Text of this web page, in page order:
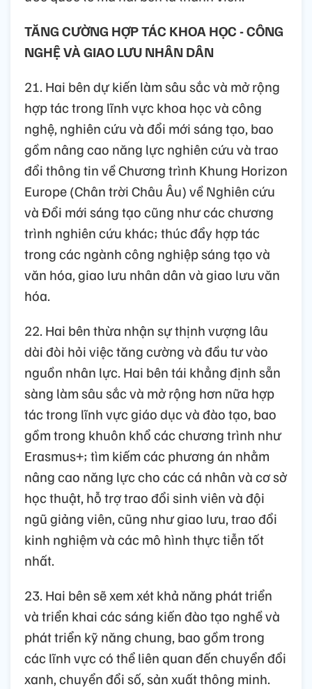
TĂNG CƯỜNG HỢP TÁC KHOA HỌC - CÔNG
NGHỆ VÀ GIAO LƯU NHÂN DÂN
21. Hai bên dự kiến làm sâu sắc và mở rộng
hợp tác trong lĩnh vực khoa học và công
nghệ, nghiên cứu và đổi mới sáng tạo, bao
gồm nâng cao năng lực nghiên cứu và trao
đổi thông tin về Chương trình Khung Horizon
Europe (Chân trời Châu Âu) về Nghiên cứu
và Đổi mới sáng tạo cũng như các chương
trình nghiên cứu khác; thúc đẩy hợp tác
trong các ngành công nghiệp sáng tạo và
văn hóa, giao lưu nhân dân và giao lưu văn
hóa.
22. Hai bên thừa nhận sự thịnh vượng lâu
dài đòi hỏi việc tăng cường và đầu tư vào
nguồn nhân lực. Hai bên tái khẳng định sẵn
sàng làm sâu sắc và mở rộng hơn nữa hợp
tác trong lĩnh vực giáo dục và đào tạo, bao
gồm trong khuôn khổ các chương trình như
Erasmus+; tìm kiếm các phương án nhằm
nâng cao năng lực cho các cá nhân và cơ sở
học thuật, hỗ trợ trao đổi sinh viên và đội
ngũ giảng viên, cũng như giao lưu, trao đổi
kinh nghiệm và các mô hình thực tiễn tốt
nhất.
23. Hai bên sẽ xem xét khả năng phát triển
và triển khai các sáng kiến đào tạo nghề và
phát triển kỹ năng chung, bao gồm trong
các lĩnh vực có thể liên quan đến chuyển đổi
xanh, chuyển đổi số, sản xuất thông minh.